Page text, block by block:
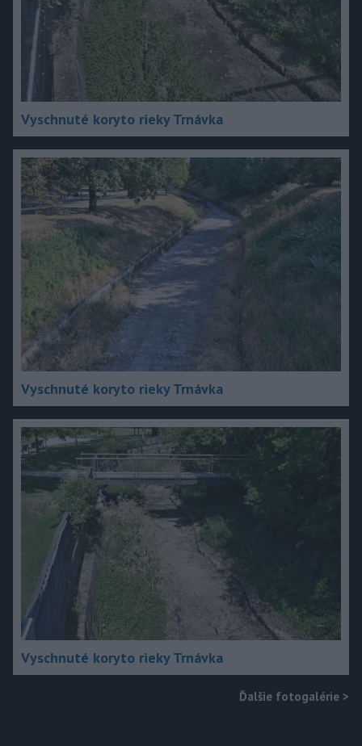
Vyschnuté koryto rieky Trnávka
Vyschnuté koryto rieky Trnávka
Vyschnuté koryto rieky Trnávka
Ďalšie fotogalérie >